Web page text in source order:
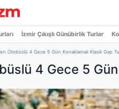
İzmir Çıkışlı Günübirlik Turlar
Otobüslü 4 Gece 5 Gün Konaklamalı Klasik Gap
4 Gece 5